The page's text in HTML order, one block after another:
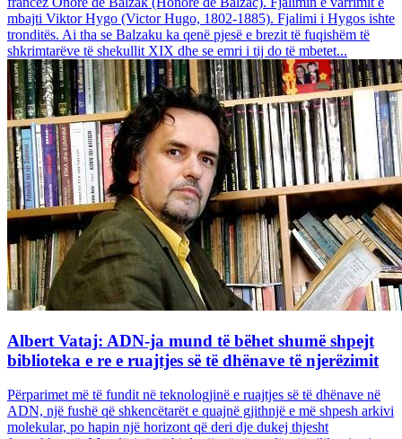
mbajti Viktor Hygo (Victor Hugo, 1802-1885). Fjalimi i Hygos ishte
tronditës. Ai tha se Balzaku ka qenë pjesë e brezit të fuqishëm të
shkrimtarëve të shekullit XIX dhe se emri i tij do të mbetet...
Albert Vataj: ADN-ja mund të bëhet shumë shpejt
biblioteka e re e ruajtjes së të dhënave të njerëzimit
Përparimet më të fundit në teknologjinë e ruajtjes së të dhënave në
ADN, një fushë që shkencëtarët e quajnë gjithnjë e më shpesh arkivi
molekular, po hapin një horizont që deri dje dukej thjesht